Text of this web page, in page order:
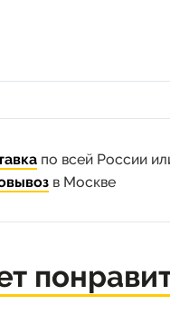
по всей России
в Москве